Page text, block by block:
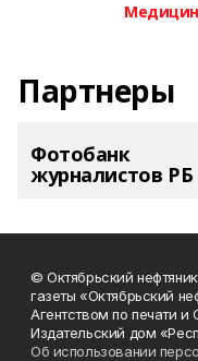
Партнеры
Фотобанк
журналистов РБ
© Октябрьский
газеты «Октябрьский
Агентством по печати
Издательский дом
Об использовании